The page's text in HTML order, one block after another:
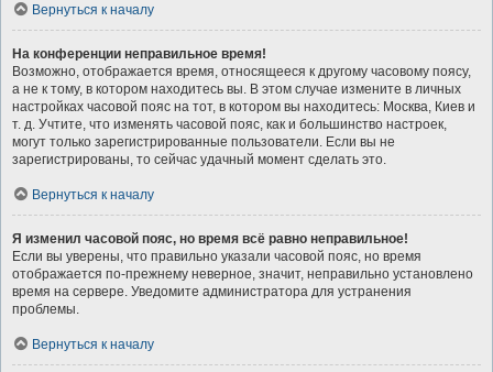
Вернуться к началу
На конференции неправильное время!
Возможно, отображается время, относящееся к другому часовому поясу,
а не к тому, в котором находитесь вы. В этом случае измените в личных
настройках часовой пояс на тот, в котором вы находитесь: Москва, Киев и
т. д. Учтите, что изменять часовой пояс, как и большинство настроек,
могут только зарегистрированные пользователи. Если вы не
зарегистрированы, то сейчас удачный момент сделать это.
Вернуться к началу
Я изменил часовой пояс, но время всё равно неправильное!
Если вы уверены, что правильно указали часовой пояс, но время
отображается по-прежнему неверное, значит, неправильно установлено
время на сервере. Уведомите администратора для устранения
проблемы.
Вернуться к началу